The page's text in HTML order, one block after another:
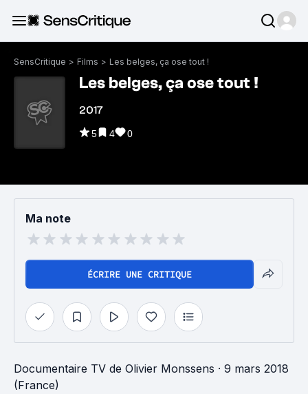
SensCritique > Films > Les belges, ça ose tout !
Les belges, ça ose tout !
2017
5 4 0
Ma note
ÉCRIRE UNE CRITIQUE
Documentaire TV de Olivier Monssens · 9 mars 2018
(France)